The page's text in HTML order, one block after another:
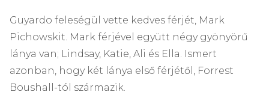
Guyardo feleségül vette kedves férjét, Mark
Pichowskit. Mark férjével együtt négy gyönyörű
lánya van; Lindsay, Katie, Ali és Ella. Ismert
azonban, hogy két lánya első férjétől, Forrest
Boushall-tól származik.